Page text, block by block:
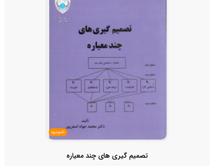
ناموجود
تصمیم گیری های چند معیاره